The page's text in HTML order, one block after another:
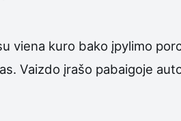
viena kuro bako įpylimo
Vaizdo įrašo pabaigoje